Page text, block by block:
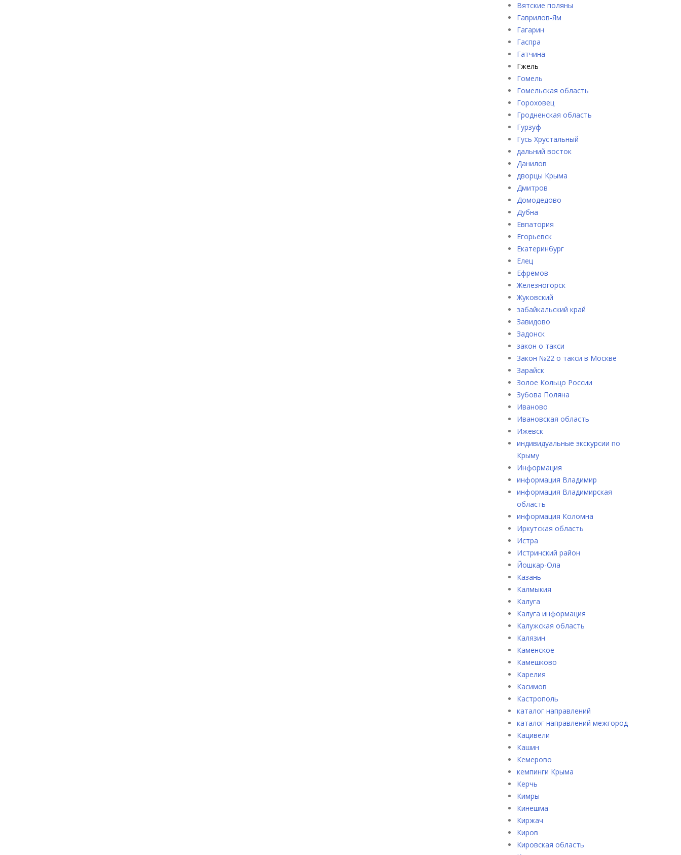
Вятские поляны
Гаврилов-Ям
Гагарин
Гаспра
Гатчина
Гжель
Гомель
Гомельская область
Гороховец
Гродненская область
Гурзуф
Гусь Хрустальный
дальний восток
Данилов
дворцы Крыма
Дмитров
Домодедово
Дубна
Евпатория
Егорьевск
Екатеринбург
Елец
Ефремов
Железногорск
Жуковский
забайкальский край
Завидово
Задонск
закон о такси
Закон №22 о такси в Москве
Зарайск
Золое Кольцо России
Зубова Поляна
Иваново
Ивановская область
Ижевск
индивидуальные экскурсии по
Крыму
Информация
информация Владимир
информация Владимирская
область
информация Коломна
Иркутская область
Истра
Истринский район
Йошкар-Ола
Казань
Калмыкия
Калуга
Калуга информация
Калужская область
Калязин
Каменское
Камешково
Карелия
Касимов
Кастрополь
каталог направлений
каталог направлений межгород
Кацивели
Кашин
Кемерово
кемпинги Крыма
Керчь
Кимры
Кинешма
Киржач
Киров
Кировская область